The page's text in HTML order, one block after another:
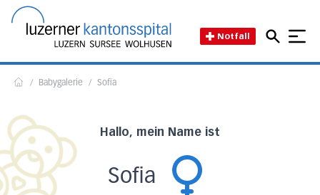
Notfall
/ Babygalerie / Sofia
Hallo, mein Name ist
Sofia